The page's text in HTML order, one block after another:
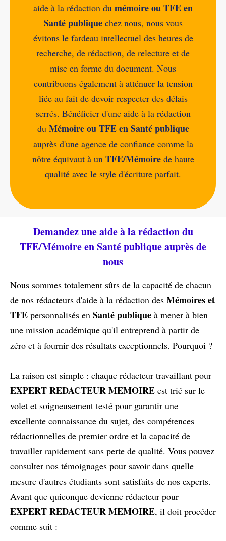
aide à la rédaction du mémoire ou TFE en
Santé publiquechez nous, nous vous
évitons le fardeau intellectuel des heures de
recherche, de rédaction, de relecture et de
mise en forme du document. Nous
contribuons également à atténuer la tension
liée au fait de devoir respecter des délais
serrés. Bénéficier d'une aide à la rédaction
du Mémoire ou TFE en Santé publique
auprès d'une agence de confiance comme la
nôtre équivaut à un TFE/Mémoirede haute
qualité avec le style d'écriture parfait.
Demandez une aide à la rédaction du
TFE/Mémoire en Santé publique auprès de
nous
Nous sommes totalement sûrs de la capacité de chacun
de nos rédacteurs d'aide à la rédaction des Mémoires et
TFE personnalisés en Santé publique à mener à bien
une mission académique qu'il entreprend à partir de
zéro et à fournir des résultats exceptionnels. Pourquoi ?
La raison est simple : chaque rédacteur travaillant pour
EXPERT REDACTEUR MEMOIRE est trié sur le
volet et soigneusement testé pour garantir une
excellente connaissance du sujet, des compétences
rédactionnelles de premier ordre et la capacité de
travailler rapidement sans perte de qualité. Vous pouvez
consulter nos témoignages pour savoir dans quelle
mesure d'autres étudiants sont satisfaits de nos experts.
Avant que quiconque devienne rédacteur pour
EXPERT REDACTEUR MEMOIRE, il doit procéder
comme suit :